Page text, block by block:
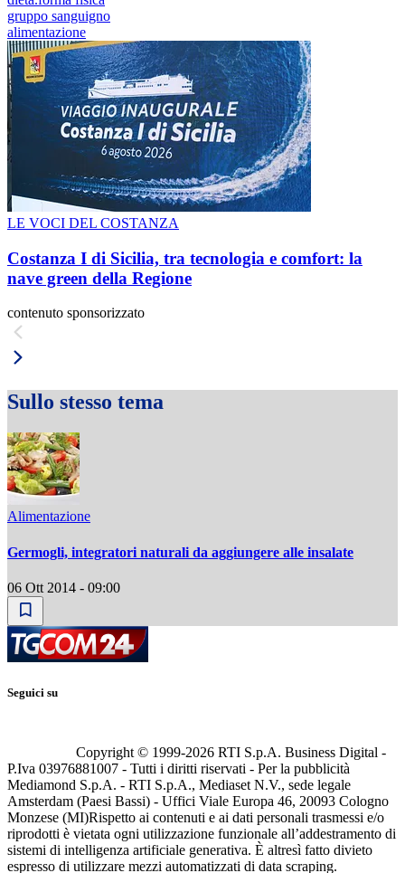
gruppo sanguigno
alimentazione
LE VOCI DEL COSTANZA
Costanza I di Sicilia, tra tecnologia e comfort: la
nave green della Regione
contenuto sponsorizzato
Sullo stesso tema
Alimentazione
Germogli, integratori naturali da aggiungere alle insalate
06 Ott 2014 - 09:00
Seguici su
Copyright © 1999-2026 RTI S.p.A. Business Digital -
P.Iva 03976881007 - Tutti i diritti riservati - Per la pubblicità
Mediamond S.p.A. - RTI S.p.A., Mediaset N.V., sede legale
Amsterdam (Paesi Bassi) - Uffici Viale Europa 46, 20093 Cologno
Monzese (MI)Rispetto ai contenuti e ai dati personali trasmessi e/o
riprodotti è vietata ogni utilizzazione funzionale all’addestramento di
sistemi di intelligenza artificiale generativa. È altresì fatto divieto
espresso di utilizzare mezzi automatizzati di data scraping.